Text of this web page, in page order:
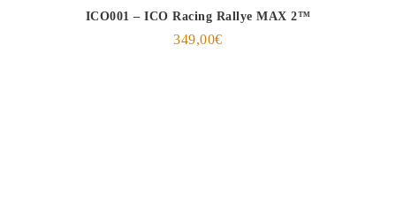
ICO001 – ICO Racing Rallye MAX 2™
349,00€